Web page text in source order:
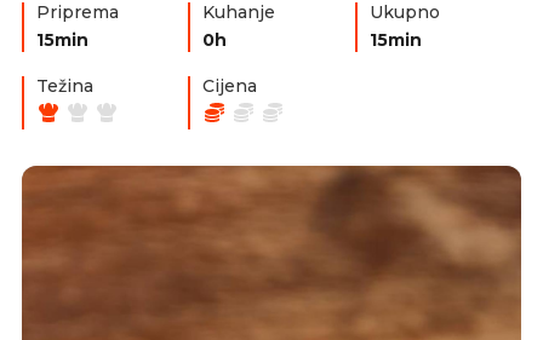
Priprema
15min
Kuhanje
0h
Ukupno
15min
Težina Cijena